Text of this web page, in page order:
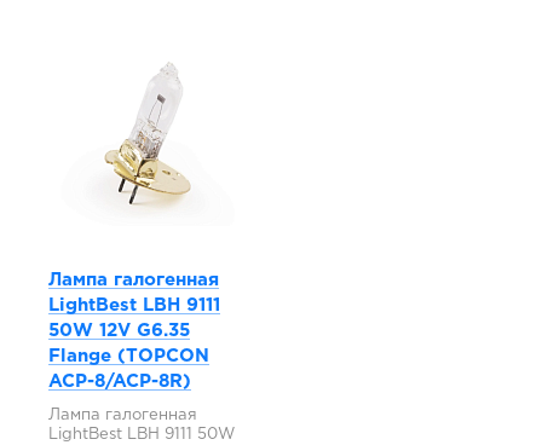
Лампа галогенная
LightBest LBH 9111
50W 12V G6.35
Flange (TOPCON
ACP-8/ACP-8R)
Лампа галогенная
LightBest LBH 9111 50W